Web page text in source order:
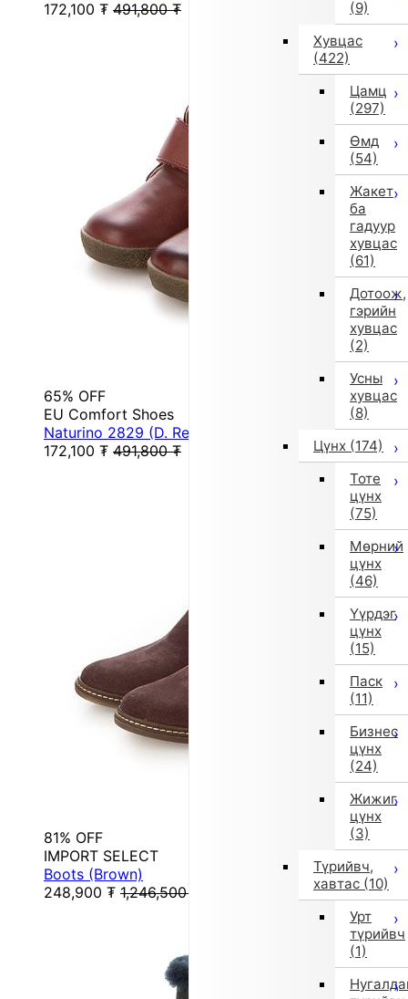
(9)
Хувцас
(422)
Цамц
(297)
Өмд
(54)
Жакет
ба
гадуур
хувцас
(61)
Дотоож,
гэрийн
хувцас
(2)
Усны
хувцас
(8)
Цүнх (174)
Тоте
цүнх
(75)
Мөрний
цүнх
(46)
Үүрдэг
цүнх
(15)
Паск
(11)
Бизнес
цүнх
(24)
Жижиг
цүнх
(3)
Түрийвч,
хавтас (10)
Урт
түрийвч
(1)
172,100 ₮ 491,800 ₮
65% OFF
EU Comfort Shoes
Naturino 2829 (D. Red)
172,100 ₮ 491,800 ₮
81% OFF
IMPORT SELECT
Boots (Brown)
248,900 ₮ 1,246,500